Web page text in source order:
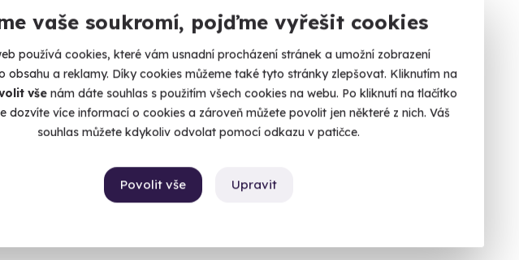
vaše soukromí, pojďme vyřešit cookies
používá cookies, které vám usnadní procházení stránek a umožní zobrazení
obsahu a reklamy. Díky cookies můžeme také tyto stránky zlepšovat. Kliknutím na
vše nám dáte souhlas s použitím všech cookies na webu. Po kliknutí na tlačítko
dozvíte více informací o cookies a zároveň můžete povolit jen některé z nich. Váš
souhlas můžete kdykoliv odvolat pomocí odkazu v patičce.
Upravit
Povolit vše